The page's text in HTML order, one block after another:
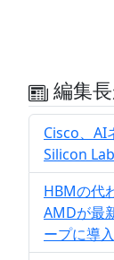
編集
Cisco、AI
Silicon
HBMの代
AMDが最
ープに導